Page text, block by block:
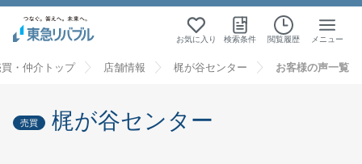
お気に入り 検索条件 閲覧履歴 メニュー
・仲介トップ 店舗情報 梶が谷センター お客様の声一覧
売買 梶が谷センター